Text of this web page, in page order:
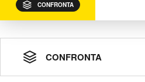
CONFRONTA
CONFRONTA